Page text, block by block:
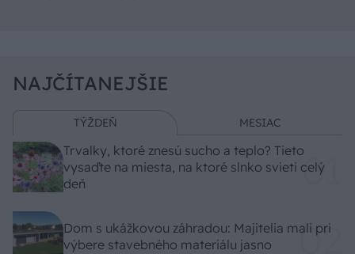
NAJČÍTANEJŠIE
TÝŽDEŇ MESIAC
Trvalky, ktoré znesú sucho a teplo? Tieto
vysaďte na miesta, na ktoré slnko svieti celý
deň
Dom s ukážkovou záhradou: Majitelia mali pri
výbere stavebného materiálu jasno